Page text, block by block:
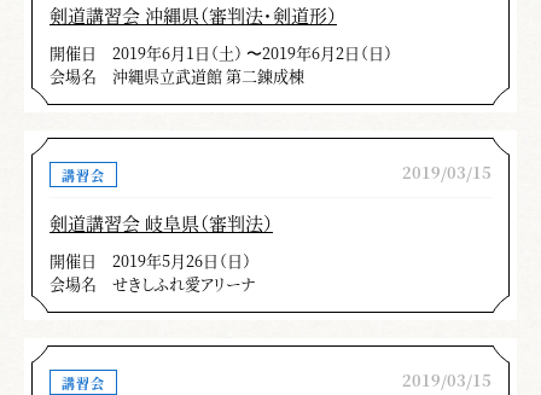
剣道講習会 沖縄県（審判法・剣道形）
開催日
2019年6月1日（土） 〜2019年6月2日（日）
会場名
沖縄県立武道館 第二錬成棟
講習会 2019/03/15
剣道講習会 岐阜県（審判法）
開催日
2019年5月26日（日）
会場名
せきしふれ愛アリーナ
講習会 2019/03/15